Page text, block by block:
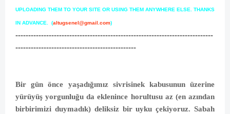
UPLOADING THEM TO YOUR SITE OR USING THEM ANYWHERE ELSE. THANKS
IN ADVANCE. (altugsenel@gmail.com)
-----------------------------------------------------------------------------
-----------------------------------------------
Bir gün önce yaşadığımız sivrisinek kabusunun üzerine
yürüyüş yorgunluğu da eklenince horultusu az (en azından
birbirimizi duymadık) deliksiz bir uyku çekiyoruz. Sabah